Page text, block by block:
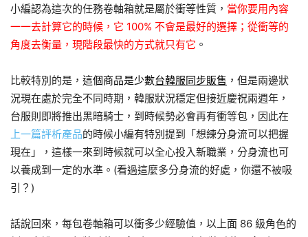
小編認為這次的任務卷軸箱就是屬於衝等性質， 當你要用內容
一一去計算它的時候，它 100% 不會是最好的選擇；從衝等的
角度去衡量，現階段最快的方式就只有它 。
比較特別的是， 這個商品是少數台韓服同步販售 ，但是兩邊狀
況現在處於完全不同時期，韓服狀況穩定但接近慶祝兩週年，
台服則即將推出黑暗騎士，到時候勢必會再有衝等包，因此在
上一篇評析產品的時候小編有特別提到「想練分身流可以把握
現在」，這樣一來到時候就可以全心投入新職業，分身流也可
以養成到一定的水準。(看過這麼多分身流的好處，你還不被吸
引？)
話說回來，每包卷軸箱可以衝多少經驗值，以上面 86 級角色的